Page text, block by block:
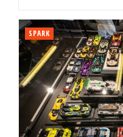
SPARK